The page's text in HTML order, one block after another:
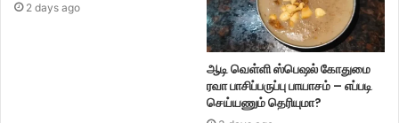
2 days ago
ஆடி வெள்ளி ஸ்பெஷல் கோதுமை
ரவா பாசிப்பருப்பு பாயாசம் – எப்படி
செய்யணும் தெரியுமா?